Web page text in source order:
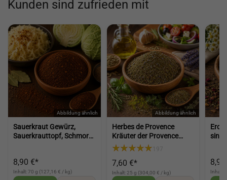
Kunden sind zufrieden mit
Sauerkraut Gewürz,
Sauerkrauttopf, Schmor
Küche (Sauerkraut
Seasoning)
8,90 €*
Inhalt: 70 g (127,16 € / kg)
Herbes de Provence
Kräuter der Provence
Gewürz für Salat
Küche und Gerichte
(Herbs of Provence)
7,60 €*
Inhalt: 25 g (304,00 € / kg) Inhalt: